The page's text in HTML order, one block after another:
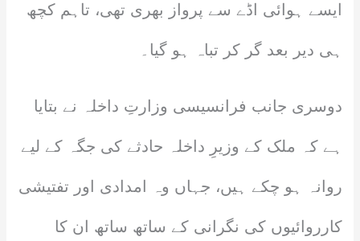
ایسے ہوائی اڈے سے پرواز بھری تھی، تاہم کچھ
ہی دیر بعد گر کر تباہ ہو گیا۔
دوسری جانب فرانسیسی وزارتِ داخلہ نے بتایا
ہے کہ ملک کے وزیرِ داخلہ حادثے کی جگہ کے لیے
روانہ ہو چکے ہیں، جہاں وہ امدادی اور تفتیشی
کارروائیوں کی نگرانی کے ساتھ ساتھ ان کا